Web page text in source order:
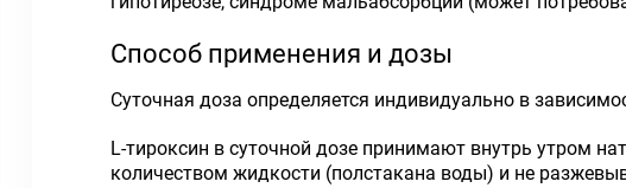
Способ применения и дозы
Суточная доза определяется индивидуально в
L-тироксин в суточной дозе принимают внутрь утром
количеством жидкости (полстакана воды) и не